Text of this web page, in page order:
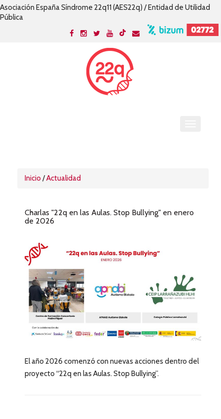
Asociación España Síndrome 22q11 (AES22q) / Entidad de Utilidad
Pública
Inicio /Actualidad
Charlas "22q en las Aulas. Stop Bullying" en enero
de 2026
El año 2026 comenzó con nuevas acciones dentro del
proyecto “22q en las Aulas. Stop Bullying”.